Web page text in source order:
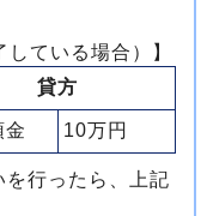
している場合）】
貸方
金 10万円
行ったら、上記